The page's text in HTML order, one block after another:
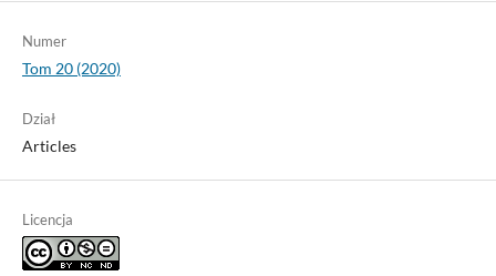
Numer
Tom 20 (2020)
Dział
Articles
Licencja